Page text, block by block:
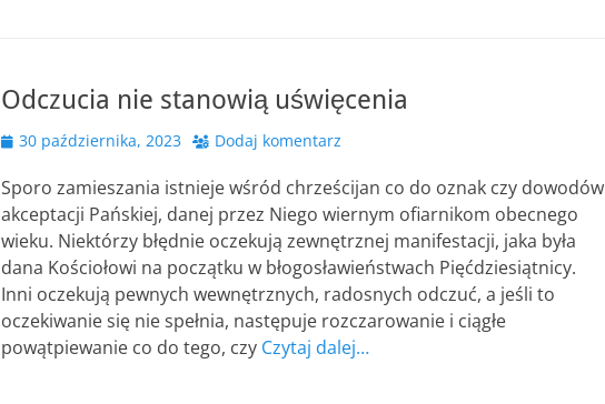
Odczucia nie stanowią uświęcenia
Opublikowano
30 października, 2023 Dodaj komentarz
Sporo zamieszania istnieje wśród chrześcijan co do oznak czy dowodów
akceptacji Pańskiej, danej przez Niego wiernym ofiarnikom obecnego
wieku. Niektórzy błędnie oczekują zewnętrznej manifestacji, jaka była
dana Kościołowi na początku w błogosławieństwach Pięćdziesiątnicy.
Inni oczekują pewnych wewnętrznych, radosnych odczuć, a jeśli to
oczekiwanie się nie spełnia, następuje rozczarowanie i ciągłe
powątpiewanie co do tego, czy Czytaj dalej…